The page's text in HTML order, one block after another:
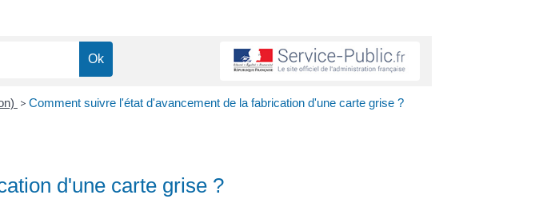
> Comment suivre l'état d'avancement de la fabrication d'une carte grise ?
d'une carte grise ?